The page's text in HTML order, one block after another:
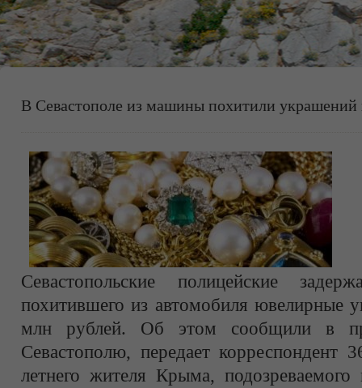
В Севастополе из машины похитили украшений
Севастопольские полицейские
похитившего из автомобиля ювелирные
млн рублей. Об этом сообщили в
Севастополю, передает корреспондент
летнего жителя Крыма,